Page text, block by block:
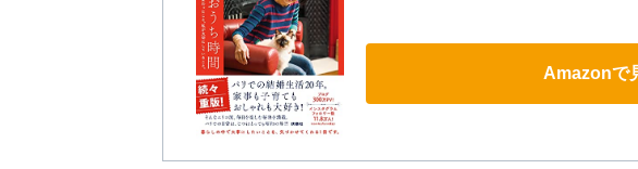
Amazonで